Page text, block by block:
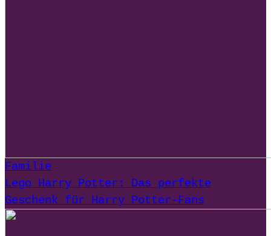
Familie
Lego Harry Potter: Das perfekte
Geschenk für Harry Potter-Fans